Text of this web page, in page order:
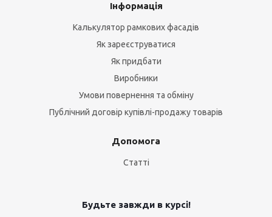
Інформація
Калькулятор рамкових фасадів
Як зареєструватися
Як придбати
Виробники
Умови повернення та обміну
Публічний договір купівлі-продажу товарів
Допомога
Статті
Будьте завжди в курсі!